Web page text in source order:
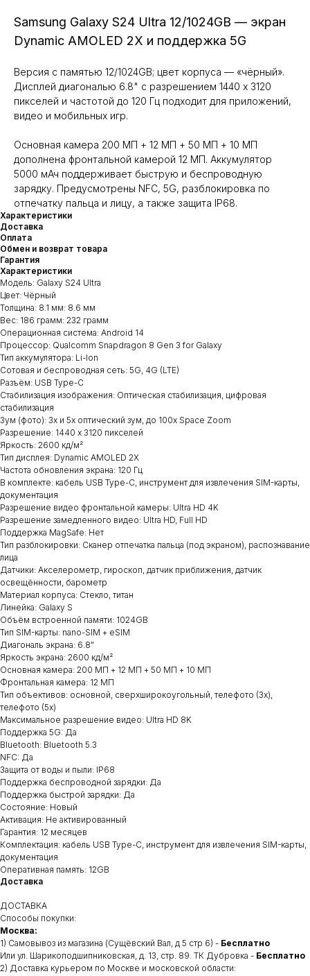
Samsung Galaxy S24 Ultra 12/1024GB — экран
Dynamic AMOLED 2X и поддержка 5G
Версия с памятью 12/1024GB; цвет корпуса — «чёрный».
Дисплей диагональю 6.8" с разрешением 1440 x 3120
пикселей и частотой до 120 Гц подходит для приложений,
видео и мобильных игр.
Основная камера 200 МП + 12 МП + 50 МП + 10 МП
дополнена фронтальной камерой 12 МП. Аккумулятор
5000 мАч поддерживает быструю и беспроводную
зарядку. Предусмотрены NFC, 5G, разблокировка по
отпечатку пальца и лицу, а также защита IP68.
Характеристики
Доставка
Оплата
Обмен и возврат товара
Гарантия
Характеристики
Модель: Galaxy S24 Ultra
Цвет: Чёрный
Толщина: 8.1 мм: 8.6 мм
Вес: 186 грамм: 232 грамм
Операционная система: Android 14
Процессор: Qualcomm Snapdragon 8 Gen 3 for Galaxy
Тип аккумулятора: Li-Ion
Сотовая и беспроводная сеть: 5G, 4G (LTE)
Разъём: USB Type-C
Стабилизация изображения: Оптическая стабилизация, цифровая
стабилизация
Зум (фото): 3x и 5x оптический зум, до 100x Space Zoom
Разрешение: 1440 x 3120 пикселей
Яркость: 2600 кд/м²
Тип дисплея: Dynamic AMOLED 2X
Частота обновления экрана: 120 Гц
В комплекте: кабель USB Type-C, инструмент для извлечения SIM-карты,
документация
Разрешение видео фронтальной камеры: Ultra HD 4K
Разрешение замедленного видео: Ultra HD, Full HD
Поддержка MagSafe: Нет
Тип разблокировки: Сканер отпечатка пальца (под экраном), распознавание
лица
Датчики: Акселерометр, гироскоп, датчик приближения, датчик
освещённости, барометр
Материал корпуса: Стекло, титан
Линейка: Galaxy S
Объём встроенной памяти: 1024GB
Тип SIM-карты: nano-SIM + eSIM
Диагональ экрана: 6.8"
Яркость экрана: 2600 кд/м²
Основная камера: 200 МП + 12 МП + 50 МП + 10 МП
Фронтальная камера: 12 МП
Тип объективов: основной, сверхширокоугольный, телефото (3x),
телефото (5x)
Максимальное разрешение видео: Ultra HD 8K
Поддержка 5G: Да
Bluetooth: Bluetooth 5.3
NFC: Да
Защита от воды и пыли: IP68
Поддержка беспроводной зарядки: Да
Поддержка быстрой зарядки: Да
Состояние: Новый
Активация: Не активированный
Гарантия: 12 месяцев
Комплектация: кабель USB Type-C, инструмент для извлечения SIM-карты,
документация
Оперативная память: 12GB
Доставка
ДОСТАВКА
Способы покупки:
Москва:
1) Самовывоз из магазина (Сущёвский Вал, д 5 стр 6) - Бесплатно
Или ул. Шарикоподшипниковская, д. 13, стр. 89. ТК Дубровка - Бесплатно
2) Доставка курьером по Москве и московской области: